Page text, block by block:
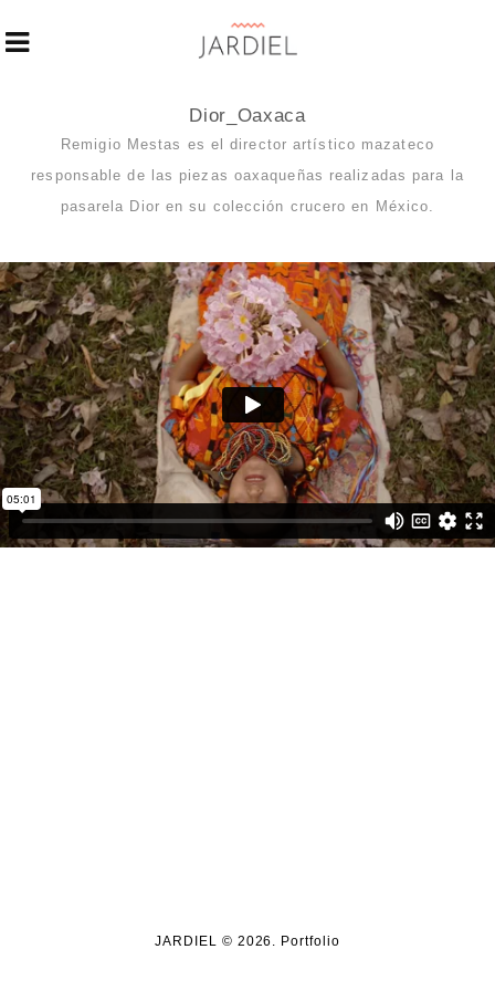
Dior_Oaxaca
Remigio Mestas es el director artístico mazateco
responsable de las piezas oaxaqueñas realizadas para la
pasarela Dior en su colección crucero en México.
JARDIEL © 2026. Portfolio